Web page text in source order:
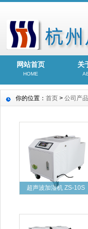
网站首页
HOME
关
你的位置： 首页 > 公司产品
超声波加湿机 ZS-10S